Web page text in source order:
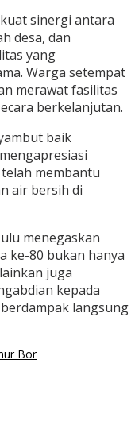
sinergi antara
desa, dan
yang
Warga setempat
merawat fasilitas
berkelanjutan.
baik
membantu
air bersih di
menegaskan
ke-80 bukan hanya
juga
kepada
langsung
Bor